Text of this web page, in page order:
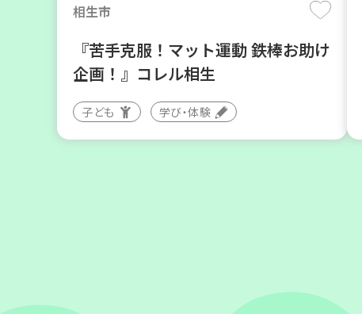
相生市
『苦手克服！マット運動 鉄棒お助け
企画！』コレル相生
子ども 学び・体験